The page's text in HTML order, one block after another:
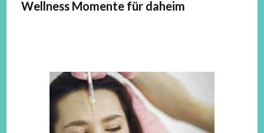
Wellness Momente für daheim